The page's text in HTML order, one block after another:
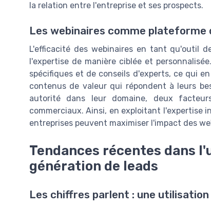
la relation entre l'entreprise et ses prospects.
Les webinaires comme plateforme
L'efficacité des webinaires en tant qu'outil
l'expertise de manière ciblée et
spécifiques et de conseils d'experts, ce qui
contenus de valeur qui répondent à leurs
autorité dans leur domaine, deux
commerciaux. Ainsi, en exploitant l'expertise
entreprises peuvent maximiser l'impact des
Tendances récentes dans
génération de leads
Les chiffres parlent : une